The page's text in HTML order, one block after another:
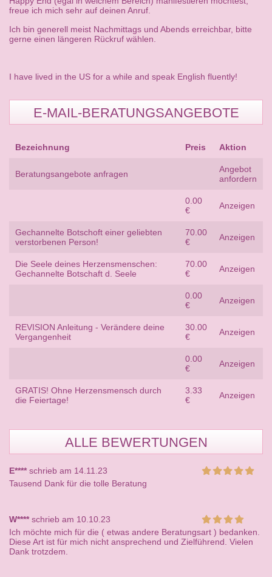
freue ich mich sehr auf deinen Anruf.
Ich bin generell meist Nachmittags und Abends erreichbar, bitte
gerne einen längeren Rückruf wählen.
I have lived in the US for a while and speak English fluently!
E-MAIL-BERATUNGSANGEBOTE
Bezeichnung Preis Aktion
Beratungsangebote anfragen
Angebot
anfordern
0.00
€
Anzeigen
Gechannelte Botschoft einer geliebten
verstorbenen Person!
70.00
€
Anzeigen
Die Seele deines Herzensmenschen:
Gechannelte Botschaft d. Seele
70.00
€
Anzeigen
0.00
€
Anzeigen
REVISION Anleitung - Verändere deine
Vergangenheit
30.00
€
Anzeigen
0.00
€
Anzeigen
GRATIS! Ohne Herzensmensch durch
die Feiertage!
3.33
€
Anzeigen
ALLE BEWERTUNGEN
E****schrieb am 14.11.23
Tausend Dank für die tolle Beratung
W****schrieb am 10.10.23
Ich möchte mich für die ( etwas andere Beratungsart ) bedanken.
Diese Art ist für mich nicht ansprechend und Zielführend. Vielen
Dank trotzdem.